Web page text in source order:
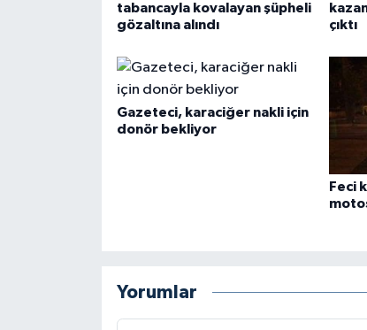
tabancayla kovalayan şüpheli
gözaltına alındı
çıktı
Gazeteci, karaciğer nakli için
donör bekliyor
Feci
Yorumlar